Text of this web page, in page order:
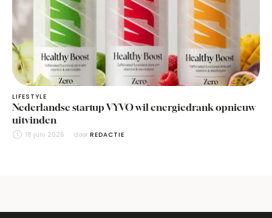
LIFESTYLE
Nederlandse startup VYVO wil energiedrank opnieuw
uitvinden
18 juni 2026 door REDACTIE